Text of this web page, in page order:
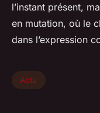
l’instant présent,
en mutation, où le
dans l’expression
Actu